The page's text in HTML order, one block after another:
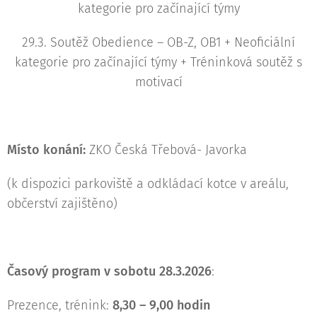
kategorie pro začínající týmy
29.3. Soutěž Obedience – OB-Z, OB1 + Neoficiální
kategorie pro začínající týmy + Tréninková soutěž s
motivací
Místo konání: ZKO Česká Třebová- Javorka
(k dispozici parkoviště a odkládací kotce v areálu,
občerství zajištěno)
Časový program v sobotu 28.3.2026:
Prezence, trénink: 8,30 – 9,00 hodin